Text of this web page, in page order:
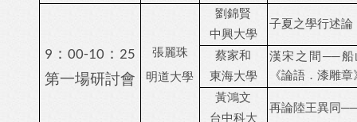
9 ： 00-10 ： 25
第一場研討會
張麗珠
明道大學
劉錦賢
中興大學
子夏之學行述論
蔡家和
東海大學
漢宋之間 ──船
《論語．漆雕
黃鴻文
台中科大
再論陸王異同